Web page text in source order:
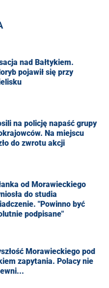
nad Bałtykiem.
pojawił się przy
na policję napaść grupy
Na miejscu
do zwrotu akcji
od Morawieckiego
do studia
"Powinno być
podpisane"
Morawieckiego pod
zapytania. Polacy nie